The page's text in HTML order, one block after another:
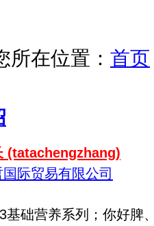
所在位置： 首页
(tatachengzhang)
际贸易有限公司
基础营养系列；你好脾